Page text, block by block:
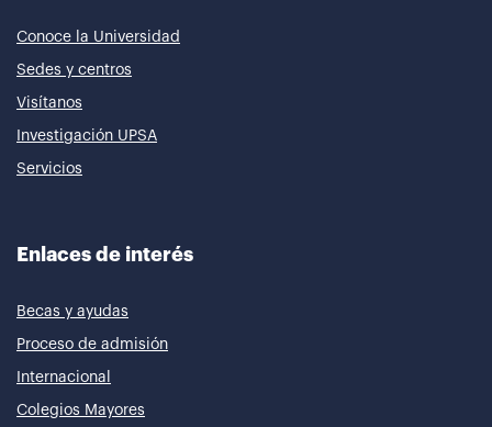
Conoce la Universidad
Sedes y centros
Visítanos
Investigación UPSA
Servicios
Enlaces de interés
Becas y ayudas
Proceso de admisión
Internacional
Colegios Mayores